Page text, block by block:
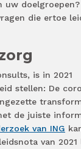
uw doelgroepen?
die ertoe
is in 2021
stellen: De
de juiste
van ING
van 2021